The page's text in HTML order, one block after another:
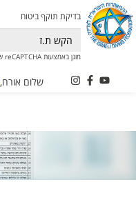
בדיקת תוקף ביטוח
מוגן באמצעות reCAPTCHA של גוגל
שלום אורח,